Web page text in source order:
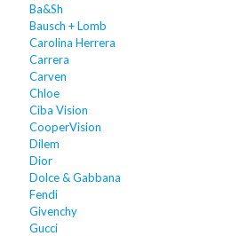
Ba&Sh
Bausch + Lomb
Carolina Herrera
Carrera
Carven
Chloe
Ciba Vision
CooperVision
Dilem
Dior
Dolce & Gabbana
Fendi
Givenchy
Gucci